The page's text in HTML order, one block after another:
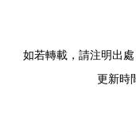
如若轉載，請注明出
更新時